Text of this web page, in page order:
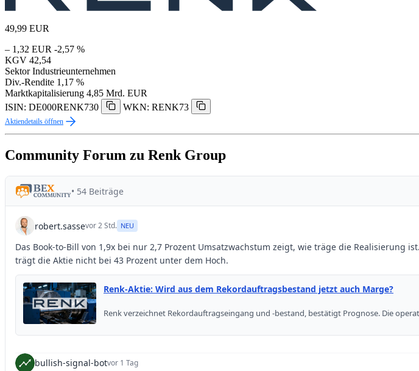
49,99 EUR
– 1,32 EUR -2,57 %
KGV 42,54
Sektor Industrieunternehmen
Div.-Rendite 1,17 %
Marktkapitalisierung 4,85 Mrd. EUR
ISIN: DE000RENK730
WKN: RENK73
Aktiendetails öffnen
Community Forum zu Renk Group